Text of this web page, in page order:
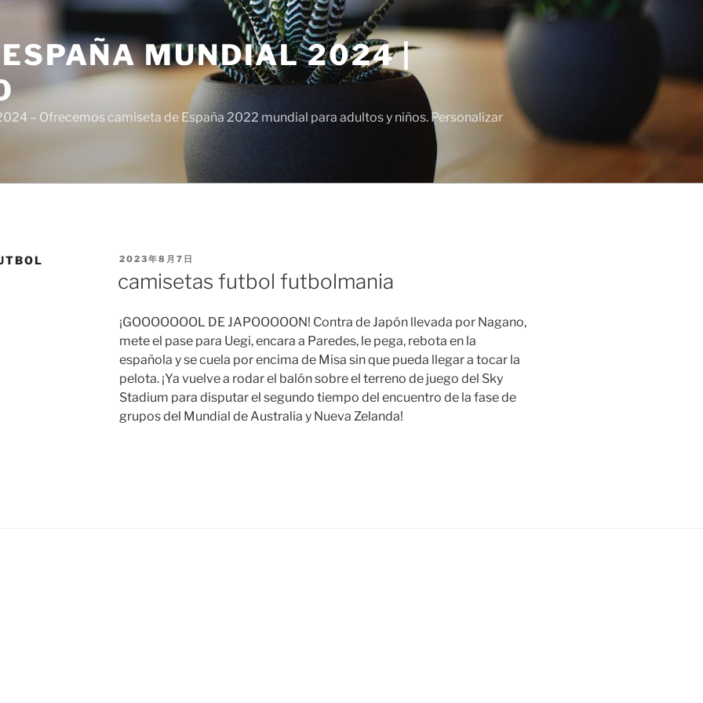
MUNDIAL 2024 |
– Ofrecemos camiseta de España 2022 mundial para adultos y niños. Personalizar
PUBLICADO
2023年8月7日
camisetas futbol futbolmania
¡GOOOOOOOL DE JAPOOOOON! Contra de Japón llevada por Nagano,
mete el pase para Uegi, encara a Paredes, le pega, rebota en la
española y se cuela por encima de Misa sin que pueda llegar a tocar la
pelota. ¡Ya vuelve a rodar el balón sobre el terreno de juego del Sky
Stadium para disputar el segundo tiempo del encuentro de la fase de
grupos del Mundial de Australia y Nueva Zelanda!